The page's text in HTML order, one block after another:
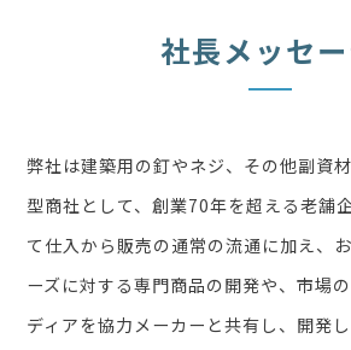
社長メッセ
弊社は建築用の釘やネジ、その他副資
型商社として、創業70年を超える老舗
て仕入から販売の通常の流通に加え、
ーズに対する専門商品の開発や、市場
ディアを協力メーカーと共有し、開発